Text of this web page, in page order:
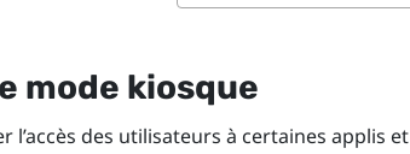
mode kiosque
l’accès des utilisateurs à certaines applis et